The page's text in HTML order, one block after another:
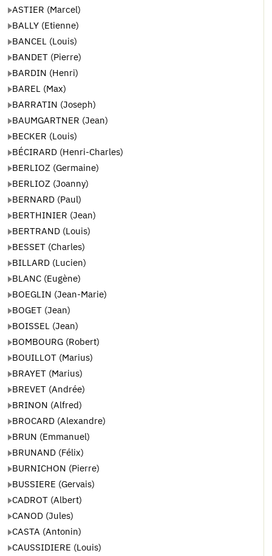
ASTIER (Marcel)
BALLY (Etienne)
BANCEL (Louis)
BANDET (Pierre)
BARDIN (Henri)
BAREL (Max)
BARRATIN (Joseph)
BAUMGARTNER (Jean)
BECKER (Louis)
BÉCIRARD (Henri-Charles)
BERLIOZ (Germaine)
BERLIOZ (Joanny)
BERNARD (Paul)
BERTHINIER (Jean)
BERTRAND (Louis)
BESSET (Charles)
BILLARD (Lucien)
BLANC (Eugène)
BOEGLIN (Jean-Marie)
BOGET (Jean)
BOISSEL (Jean)
BOMBOURG (Robert)
BOUILLOT (Marius)
BRAYET (Marius)
BREVET (Andrée)
BRINON (Alfred)
BROCARD (Alexandre)
BRUN (Emmanuel)
BRUNAND (Félix)
BURNICHON (Pierre)
BUSSIERE (Gervais)
CADROT (Albert)
CANOD (Jules)
CASTA (Antonin)
CAUSSIDIERE (Louis)